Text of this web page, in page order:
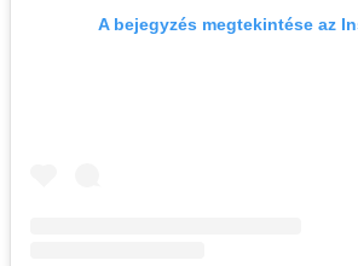
A bejegyzés megtekintése az